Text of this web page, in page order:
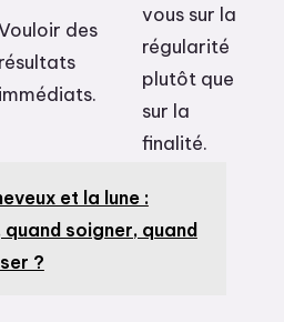
des
résultats
immédiats.
vous sur la
régularité
plutôt que
sur la
finalité.
et la lune :
soigner, quand
?